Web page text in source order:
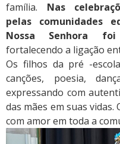
família. Nas
pelas comunidades
Nossa Senhora
fortalecendo a ligação
Os filhos da pré -
canções, poesia,
expressando com
das mães em suas
com amor em toda a